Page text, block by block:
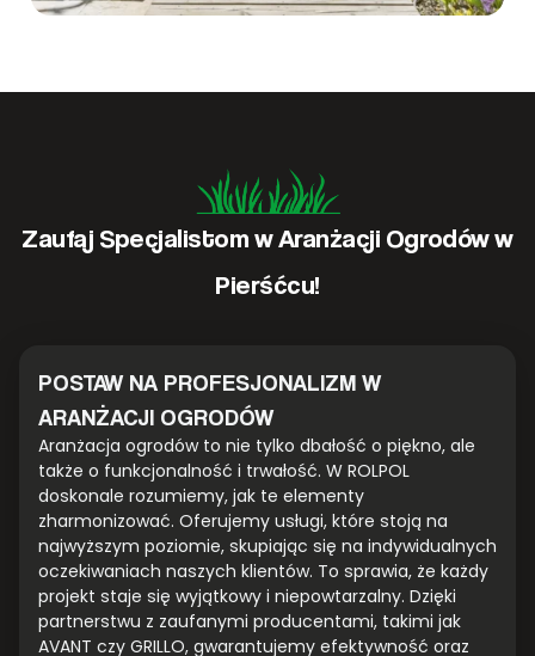
Zaufaj Specjalistom w Aranżacji Ogrodów w
Pierśćcu!
POSTAW NA PROFESJONALIZM W
ARANŻACJI OGRODÓW
Aranżacja ogrodów to nie tylko dbałość o piękno, ale
także o funkcjonalność i trwałość. W ROLPOL
doskonale rozumiemy, jak te elementy
zharmonizować. Oferujemy usługi, które stoją na
najwyższym poziomie, skupiając się na indywidualnych
oczekiwaniach naszych klientów. To sprawia, że każdy
projekt staje się wyjątkowy i niepowtarzalny. Dzięki
partnerstwu z zaufanymi producentami, takimi jak
AVANT czy GRILLO, gwarantujemy efektywność oraz